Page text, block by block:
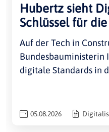
Hubertz sieht
Schlüssel für
Auf der Tech in
Bundesbauministerin
digitale Standards in
05.08.2026